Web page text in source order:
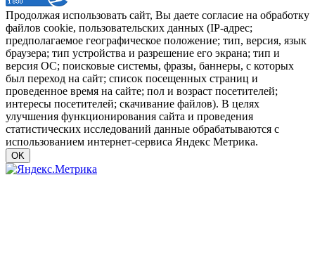
Продолжая использовать сайт, Вы даете согласие на обработку
файлов cookie, пользовательских данных (IP-адрес;
предполагаемое географическое положение; тип, версия, язык
браузера; тип устройства и разрешение его экрана; тип и
версия ОС; поисковые системы, фразы, баннеры, с которых
был переход на сайт; список посещенных страниц и
проведенное время на сайте; пол и возраст посетителей;
интересы посетителей; скачивание файлов). В целях
улучшения функционирования сайта и проведения
статистических исследований данные обрабатываются с
использованием интернет-сервиса Яндекс Метрика.
OK